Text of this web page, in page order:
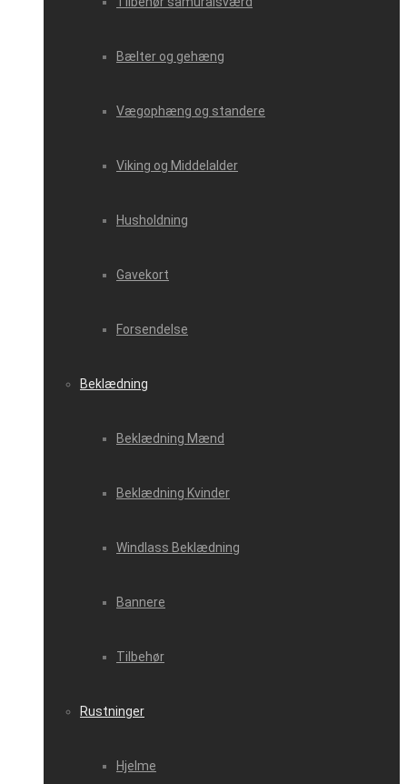
Bælter og gehæng
Vægophæng og standere
Viking og Middelalder
Husholdning
Gavekort
Forsendelse
Beklædning
Beklædning Mænd
Beklædning Kvinder
Windlass Beklædning
Bannere
Tilbehør
Rustninger
Hjelme